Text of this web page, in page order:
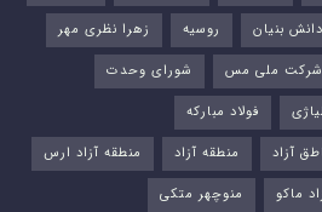
دانش بنیان روسیه
زهرا نظری مهر
شرکت ملی مس
شورای وحدت
فولاد مبارکه
آزاد منطقه آزاد
منطقه آزاد ارس
ماکو منوچهر متکی